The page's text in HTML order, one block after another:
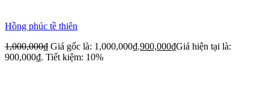
Hồng phúc tề thiên
1,000,000₫ Giá gốc là: 1,000,000₫.900,000₫Giá hiện tại là:
900,000₫. Tiết kiệm: 10%